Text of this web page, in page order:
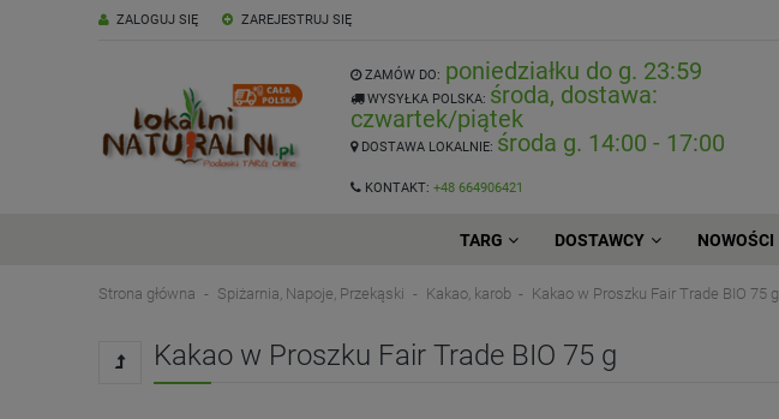
ZAREJESTRUJ SIĘ
ZALOGUJ SIĘ
ZAMÓW DO: poniedziałku do g. 23:59
WYSYŁKA POLSKA: środa, dostawa:
czwartek/piątek
DOSTAWA LOKALNIE: środa g. 14:00 - 17:00
KONTAKT: +48 664906421
TARG DOSTAWCY NOWOŚCI
Strona główna Spiżarnia, Napoje, Przekąski Kakao, karob Kakao w Proszku Fair Trade BIO 75 g
Kakao w Proszku Fair Trade BIO 75 g